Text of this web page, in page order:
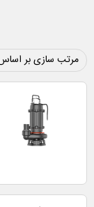
مرتب سازی بر